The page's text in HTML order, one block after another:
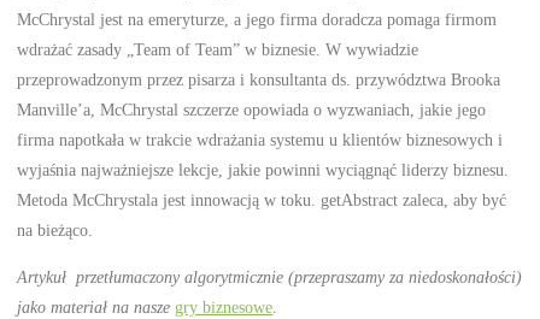
McChrystal jest na emeryturze, a jego firma doradcza pomaga firmom
wdrażać zasady „Team of Team” w biznesie. W wywiadzie
przeprowadzonym przez pisarza i konsultanta ds. przywództwa Brooka
Manville’a, McChrystal szczerze opowiada o wyzwaniach, jakie jego
firma napotkała w trakcie wdrażania systemu u klientów biznesowych i
wyjaśnia najważniejsze lekcje, jakie powinni wyciągnąć liderzy biznesu.
Metoda McChrystala jest innowacją w toku. getAbstract zaleca, aby być
na bieżąco.
Artykuł przetłumaczony algorytmicznie (przepraszamy za niedoskonałości)
jako materiał na nasze gry biznesowe.